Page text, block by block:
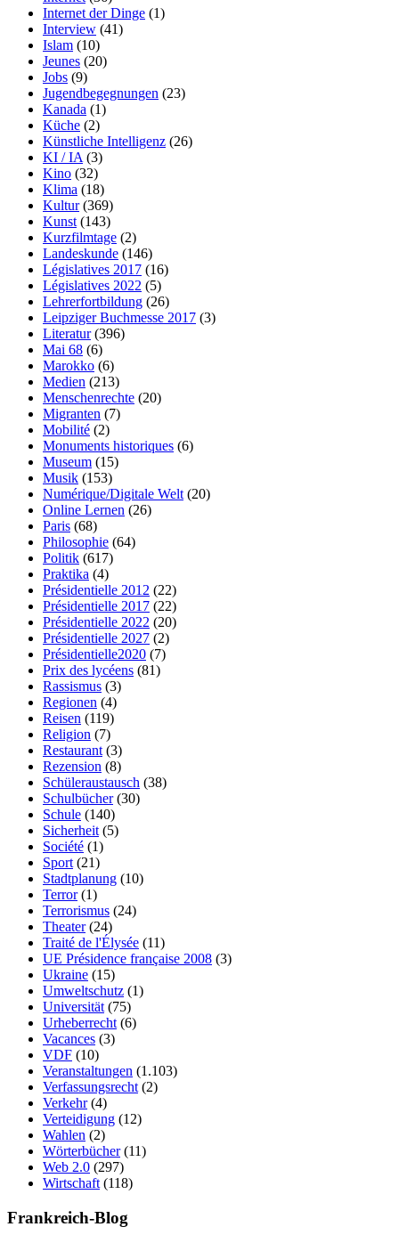
Internet der Dinge (1)
Interview (41)
Islam (10)
Jeunes (20)
Jobs (9)
Jugendbegegnungen (23)
Kanada (1)
Küche (2)
Künstliche Intelligenz (26)
KI / IA (3)
Kino (32)
Klima (18)
Kultur(369)
Kunst (143)
Kurzfilmtage (2)
Landeskunde (146)
Législatives 2017 (16)
Législatives 2022 (5)
Lehrerfortbildung (26)
Leipziger Buchmesse 2017 (3)
Literatur(396)
Mai 68 (6)
Marokko (6)
Medien (213)
Menschenrechte (20)
Migranten (7)
Mobilité (2)
Monuments historiques (6)
Museum (15)
Musik (153)
Numérique/Digitale Welt (20)
Online Lernen (26)
Paris (68)
Philosophie (64)
Politik (617)
Praktika (4)
Présidentielle 2012 (22)
Présidentielle 2017 (22)
Présidentielle 2022 (20)
Présidentielle 2027 (2)
Présidentielle2020 (7)
Prix des lycéens (81)
Rassismus (3)
Regionen (4)
Reisen (119)
Religion (7)
Restaurant (3)
Rezension (8)
Schüleraustausch (38)
Schulbücher(30)
Schule (140)
Sicherheit (5)
Société (1)
Sport (21)
Stadtplanung (10)
Terror(1)
Terrorismus (24)
Theater(24)
Traité de l'Élysée (11)
UE Présidence française 2008 (3)
Ukraine (15)
Umweltschutz (1)
Universität (75)
Urheberrecht (6)
Vacances (3)
VDF (10)
Veranstaltungen (1.103)
Verfassungsrecht (2)
Verkehr(4)
Verteidigung (12)
Wahlen (2)
Wörterbücher(11)
Web 2.0 (297)
Wirtschaft (118)
Frankreich-Blog